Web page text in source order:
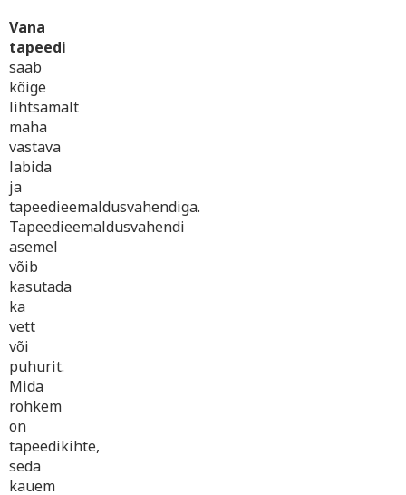
Vana
tapeedi
saab
kõige
lihtsamalt
maha
vastava
labida
ja
tapeedieemaldusvahendiga.
Tapeedieemaldusvahendi
asemel
võib
kasutada
ka
vett
või
puhurit.
Mida
rohkem
on
tapeedikihte,
seda
kauem